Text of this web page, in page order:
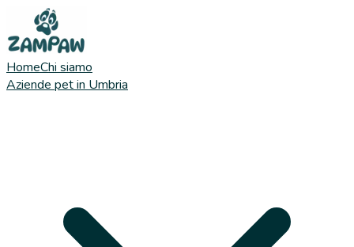
HomeChi siamo
Aziende pet in Umbria